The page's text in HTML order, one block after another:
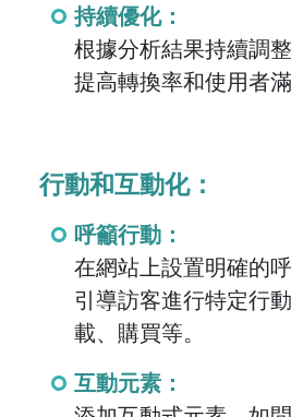
持續優化：
根據分析結果持續調
提高轉換率和使用者滿
行動和互動化：
呼籲行動：
在網站上設置明確的
引導訪客進行特定行
載、購買等。
互動元素：